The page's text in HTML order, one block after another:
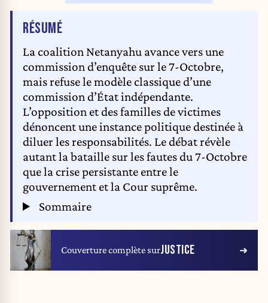
RÉSUMÉDE L'ARTICLE
La coalition Netanyahu avance vers une
commission d’enquête sur le 7-Octobre,
mais refuse le modèle classique d’une
commission d’État indépendante.
L’opposition et des familles de victimes
dénoncent une instance politique destinée à
diluer les responsabilités. Le débat révèle
autant la bataille sur les fautes du 7-Octobre
que la crise persistante entre le
gouvernement et la Cour suprême.
Sommaire
Couverture complète surJUSTICE